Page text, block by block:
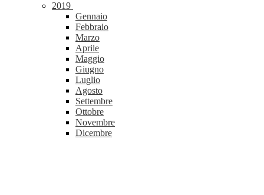
2019
Gennaio
Febbraio
Marzo
Aprile
Maggio
Giugno
Luglio
Agosto
Settembre
Ottobre
Novembre
Dicembre